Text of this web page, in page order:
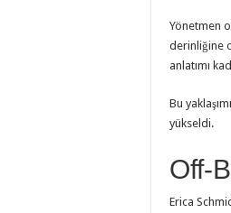
Yönetmen
derinliğine
anlatımı
Bu
yükseldi.
Off-
Erica